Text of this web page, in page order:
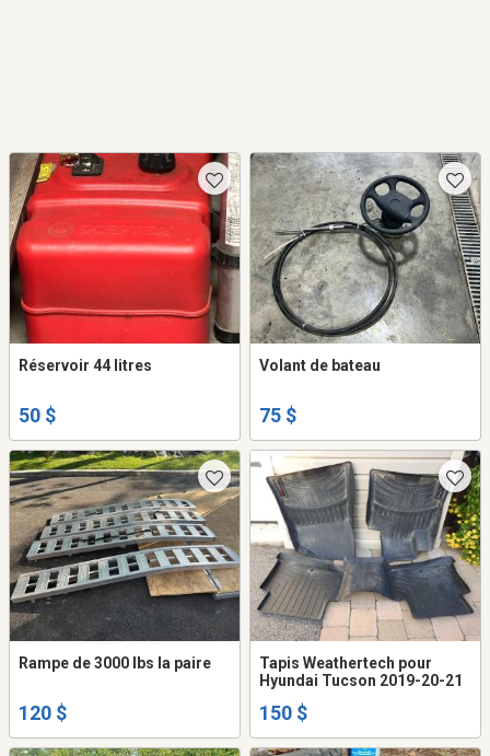
Réservoir 44 litres
50 $
Volant de bateau
75 $
Rampe de 3000 lbs la paire
120 $
Tapis Weathertech pour
Hyundai Tucson 2019-20-21
150 $